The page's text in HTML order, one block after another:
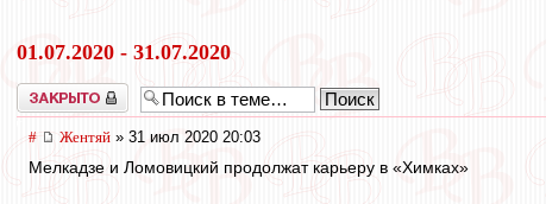
01.07.2020 - 31.07.2020
Закрыто
# Жентяй » 31 июл 2020 20:03
Мелкадзе и Ломовицкий продолжат карьеру в «Химках»